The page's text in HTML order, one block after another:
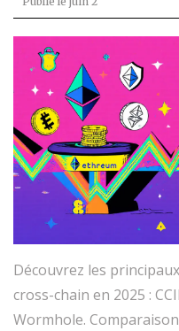
Découvrez les
cross-chain en 2025 :
Wormhole.